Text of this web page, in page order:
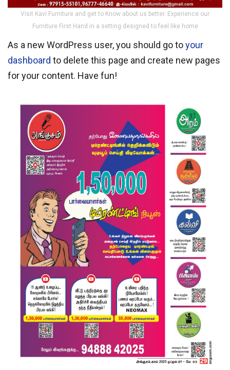
Visit Kavi Furniture and get to Know about us better. Experience our
Furniture First Hand in a setting designed to feel like home
As a new WordPress user, you should go toyour
dashboard to delete this page and create new pages
for your content. Have fun!